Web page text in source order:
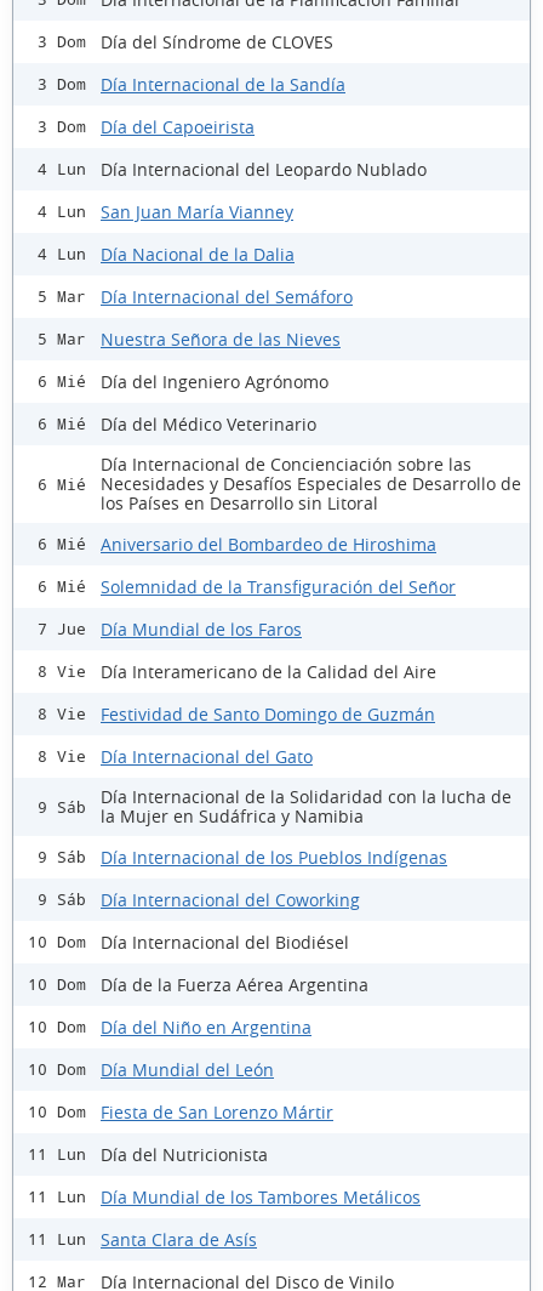
3 Dom Día del Síndrome de CLOVES
3 Dom Día Internacional de la Sandía
3 Dom Día del Capoeirista
4 Lun Día Internacional del Leopardo Nublado
4 Lun San Juan María Vianney
4 Lun Día Nacional de la Dalia
5 Mar Día Internacional del Semáforo
5 Mar Nuestra Señora de las Nieves
6 Mié Día del Ingeniero Agrónomo
6 Mié Día del Médico Veterinario
6 Mié
Día Internacional de Concienciación sobre las
Necesidades y Desafíos Especiales de Desarrollo de
los Países en Desarrollo sin Litoral
6 Mié Aniversario del Bombardeo de Hiroshima
6 Mié Solemnidad de la Transfiguración del Señor
7 Jue Día Mundial de los Faros
8 Vie Día Interamericano de la Calidad del Aire
8 Vie Festividad de Santo Domingo de Guzmán
8 Vie Día Internacional del Gato
9 Sáb
Día Internacional de la Solidaridad con la lucha de
la Mujer en Sudáfrica y Namibia
9 Sáb Día Internacional de los Pueblos Indígenas
9 Sáb Día Internacional del Coworking
10 Dom Día Internacional del Biodiésel
10 Dom Día de la Fuerza Aérea Argentina
10 Dom Día del Niño en Argentina
10 Dom Día Mundial del León
10 Dom Fiesta de San Lorenzo Mártir
11 Lun Día del Nutricionista
11 Lun Día Mundial de los Tambores Metálicos
11 Lun Santa Clara de Asís
12 Mar Día Internacional del Disco de Vinilo